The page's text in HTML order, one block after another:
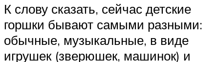
К слову сказать, сейчас детские
горшки бывают самыми разными:
обычные, музыкальные, в виде
игрушек (зверюшек, машинок) и